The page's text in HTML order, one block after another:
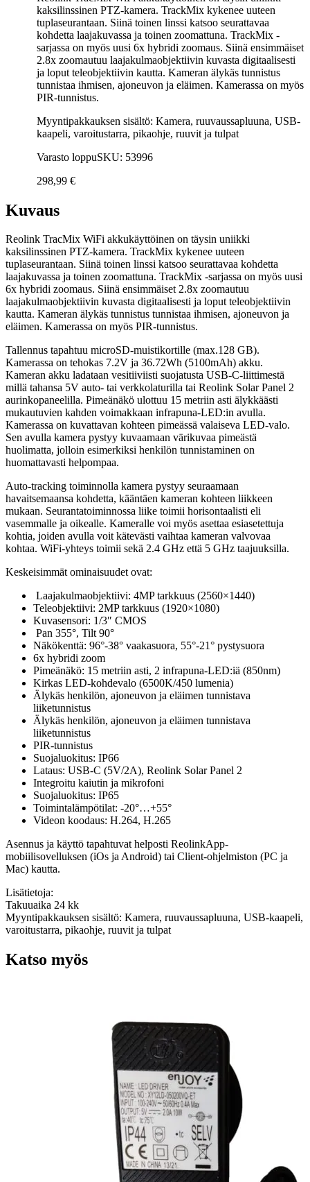
kaksilinssinen PTZ-kamera. TrackMix kykenee uuteen
tuplaseurantaan. Siinä toinen linssi katsoo seurattavaa
kohdetta laajakuvassa ja toinen zoomattuna. TrackMix -
sarjassa on myös uusi 6x hybridi zoomaus. Siinä ensimmäiset
2.8x zoomautuu laajakulmaobjektiivin kuvasta digitaalisesti
ja loput teleobjektiivin kautta. Kameran älykäs tunnistus
tunnistaa ihmisen, ajoneuvon ja eläimen. Kamerassa on myös
PIR-tunnistus.
Myyntipakkauksen sisältö: Kamera, ruuvaussapluuna, USB-
kaapeli, varoitustarra, pikaohje, ruuvit ja tulpat
Varasto loppuSKU: 53996
298,99 €
Kuvaus
Reolink TracMix WiFi akkukäyttöinen on täysin uniikki
kaksilinssinen PTZ-kamera. TrackMix kykenee uuteen
tuplaseurantaan. Siinä toinen linssi katsoo seurattavaa kohdetta
laajakuvassa ja toinen zoomattuna. TrackMix -sarjassa on myös uusi
6x hybridi zoomaus. Siinä ensimmäiset 2.8x zoomautuu
laajakulmaobjektiivin kuvasta digitaalisesti ja loput teleobjektiivin
kautta. Kameran älykäs tunnistus tunnistaa ihmisen, ajoneuvon ja
eläimen. Kamerassa on myös PIR-tunnistus.
Tallennus tapahtuu microSD-muistikortille (max.128 GB).
Kamerassa on tehokas 7.2V ja 36.72Wh (5100mAh) akku.
Kameran akku ladataan vesitiiviisti suojatusta USB-C-liittimestä
millä tahansa 5V auto- tai verkkolaturilla tai Reolink Solar Panel 2
aurinkopaneelilla. Pimeänäkö ulottuu 15 metriin asti älykkäästi
mukautuvien kahden voimakkaan infrapuna-LED:in avulla.
Kamerassa on kuvattavan kohteen pimeässä valaiseva LED-valo.
Sen avulla kamera pystyy kuvaamaan värikuvaa pimeästä
huolimatta, jolloin esimerkiksi henkilön tunnistaminen on
huomattavasti helpompaa.
Auto-tracking toiminnolla kamera pystyy seuraamaan
havaitsemaansa kohdetta, kääntäen kameran kohteen liikkeen
mukaan. Seurantatoiminnossa liike toimii horisontaalisti eli
vasemmalle ja oikealle. Kameralle voi myös asettaa esiasetettuja
kohtia, joiden avulla voit kätevästi vaihtaa kameran valvovaa
kohtaa. WiFi-yhteys toimii sekä 2.4 GHz että 5 GHz taajuuksilla.
Keskeisimmät ominaisuudet ovat:
Laajakulmaobjektiivi: 4MP tarkkuus (2560×1440)
Teleobjektiivi: 2MP tarkkuus (1920×1080)
Kuvasensori: 1/3″ CMOS
Pan 355°, Tilt 90°
Näkökenttä: 96°-38° vaakasuora, 55°-21° pystysuora
6x hybridi zoom
Pimeänäkö: 15 metriin asti, 2 infrapuna-LED:iä (850nm)
Kirkas LED-kohdevalo (6500K/450 lumenia)
Älykäs henkilön, ajoneuvon ja eläimen tunnistava
liiketunnistus
Älykäs henkilön, ajoneuvon ja eläimen tunnistava
liiketunnistus
PIR-tunnistus
Suojaluokitus: IP66
Lataus: USB-C (5V/2A), Reolink Solar Panel 2
Integroitu kaiutin ja mikrofoni
Suojaluokitus: IP65
Toimintalämpötilat: -20°…+55°
Videon koodaus: H.264, H.265
Asennus ja käyttö tapahtuvat helposti ReolinkApp-
mobiilisovelluksen (iOs ja Android) tai Client-ohjelmiston (PC ja
Mac) kautta.
Lisätietoja:
Takuuaika 24 kk
Myyntipakkauksen sisältö: Kamera, ruuvaussapluuna, USB-kaapeli,
varoitustarra, pikaohje, ruuvit ja tulpat
Katso myös